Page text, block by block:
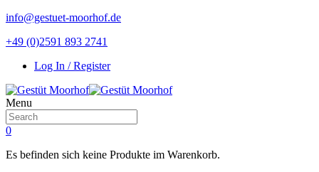
info@gestuet-moorhof.de
+49 (0)2591 893 2741
Log In / Register
Menu
0
Es befinden sich keine Produkte im Warenkorb.